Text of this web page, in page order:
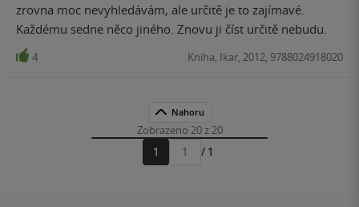
zrovna moc nevyhledávám, ale určitě je to zajímavé.
Každému sedne něco jiného. Znovu ji číst určitě nebudu.
4 Kniha, Ikar, 2012, 9788024918020
Nahoru
Zobrazeno 20 z 20
1
Přejít
/ 1